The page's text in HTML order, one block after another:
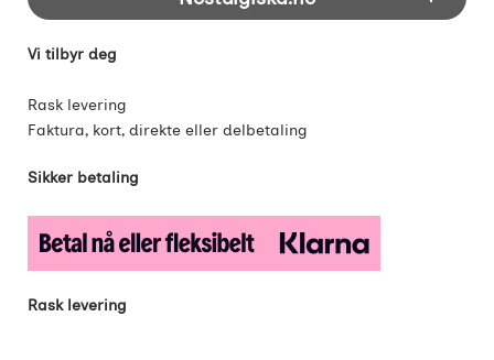
Vi tilbyr deg
Rask levering
Faktura, kort, direkte eller delbetaling
Sikker betaling
Rask levering